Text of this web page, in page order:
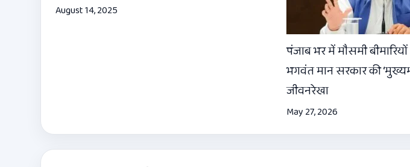
August 14, 2025
पंजाब भर में मौसमी
भगवंत मान सरकार की
जीवनरेखा
May 27, 2026